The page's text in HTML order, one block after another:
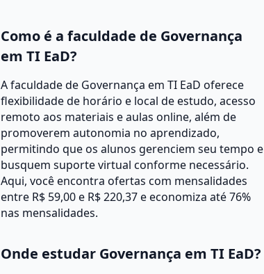
Como é a faculdade de Governança
em TI EaD?
A faculdade de Governança em TI EaD oferece
flexibilidade de horário e local de estudo, acesso
remoto aos materiais e aulas online, além de
promoverem autonomia no aprendizado,
permitindo que os alunos gerenciem seu tempo e
busquem suporte virtual conforme necessário.
Aqui, você encontra ofertas com mensalidades
entre R$ 59,00 e R$ 220,37 e economiza até 76%
nas mensalidades.
Onde estudar Governança em TI EaD?